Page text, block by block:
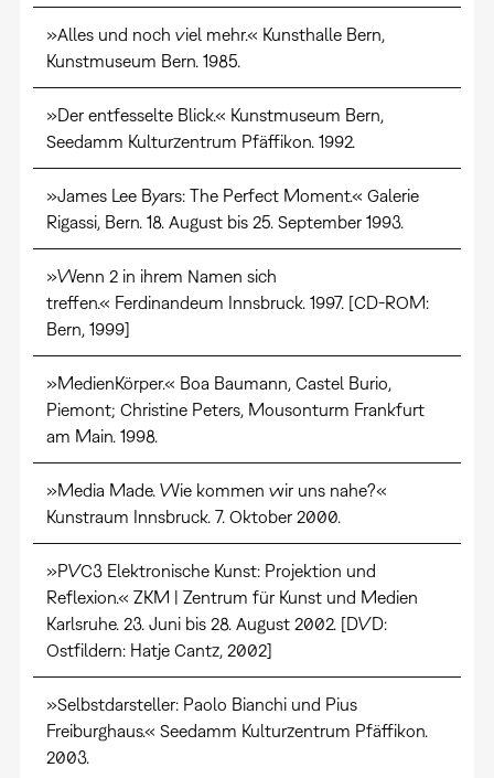
»Alles und noch viel mehr.« Kunsthalle Bern,
Kunstmuseum Bern. 1985.
»Der entfesselte Blick.« Kunstmuseum Bern,
Seedamm Kulturzentrum Pfäffikon. 1992.
»James Lee Byars: The Perfect Moment.« Galerie
Rigassi, Bern. 18. August bis 25. September 1993.
»Wenn 2 in ihrem Namen sich
treffen.« Ferdinandeum Innsbruck. 1997. [CD-ROM:
Bern, 1999]
»MedienKörper.« Boa Baumann, Castel Burio,
Piemont; Christine Peters, Mousonturm Frankfurt
am Main. 1998.
»Media Made. Wie kommen wir uns nahe?«
Kunstraum Innsbruck. 7. Oktober 2000.
»PVC3 Elektronische Kunst: Projektion und
Reflexion.« ZKM | Zentrum für Kunst und Medien
Karlsruhe. 23. Juni bis 28. August 2002. [DVD:
Ostfildern: Hatje Cantz, 2002]
»Selbstdarsteller: Paolo Bianchi und Pius
Freiburghaus.« Seedamm Kulturzentrum Pfäffikon.
2003.